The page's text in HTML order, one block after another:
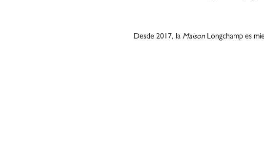
Desde 2017, la MaisonLongchamp es